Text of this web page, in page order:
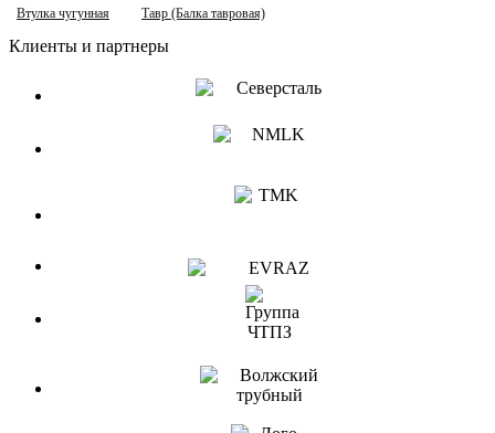
Втулка чугунная Тавр (Балка тавровая)
Клиенты и партнеры